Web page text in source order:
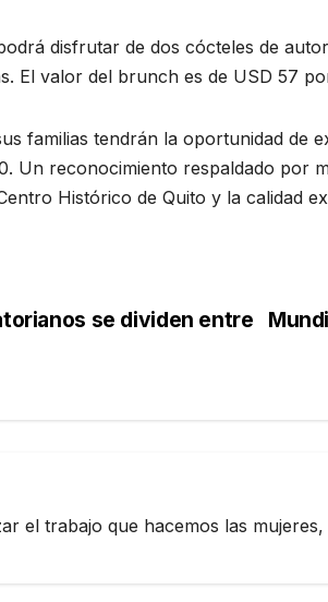
disfrutar de dos cócteles de
El valor del brunch es de USD 57
familias tendrán la oportunidad de
Un reconocimiento respaldado por
Histórico de Quito y la calidad
se dividen entre
el trabajo que hacemos las mujeres,